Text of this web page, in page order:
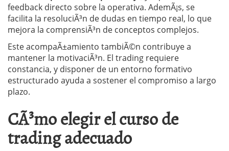
feedback directo sobre la operativa. AdemÃ¡s, se
facilita la resoluciÃ³n de dudas en tiempo real, lo que
mejora la comprensiÃ³n de conceptos complejos.
Este acompaÃ±amiento tambiÃ©n contribuye a
mantener la motivaciÃ³n. El trading requiere
constancia, y disponer de un entorno formativo
estructurado ayuda a sostener el compromiso a largo
plazo.
CÃ³mo elegir el curso de
trading adecuado